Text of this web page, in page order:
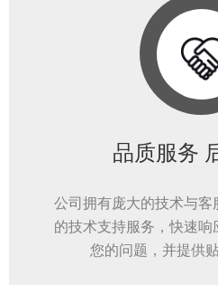
品质服务
公司拥有庞大的技术与客
的技术支持服务，快速
您的问题，并提供